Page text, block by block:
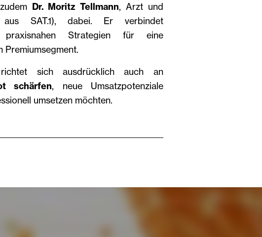
Dr. Moritz Tellmann, Arzt und
aus SAT.1), dabei. Er verbindet
Strategien für eine
Premiumsegment.
sich ausdrücklich auch an
schärfen, neue Umsatzpotenziale
umsetzen möchten.